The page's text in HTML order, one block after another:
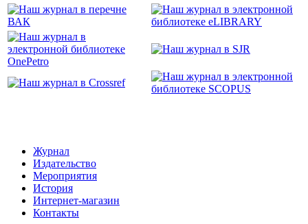
Журнал
Издательство
Мероприятия
История
Интернет-магазин
Контакты